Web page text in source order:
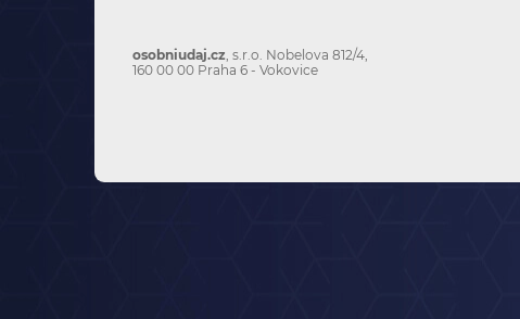
osobniudaj.cz, s.r.o. Nobelova 812/4,
160 00 00 Praha 6 - Vokovice